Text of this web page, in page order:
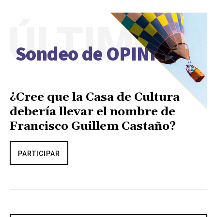
Sondeo de OPINIÓN
ÚLTIMO
¿Cree que la Casa de Cultura
debería llevar el nombre de
Francisco Guillem Castaño?
PARTICIPAR